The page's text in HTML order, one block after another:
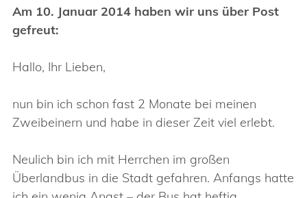
Am 10. Januar 2014 haben wir uns über Post
gefreut:
Hallo, Ihr Lieben,
nun bin ich schon fast 2 Monate bei meinen
Zweibeinern und habe in dieser Zeit viel erlebt.
Neulich bin ich mit Herrchen im großen
Überlandbus in die Stadt gefahren. Anfangs hatte